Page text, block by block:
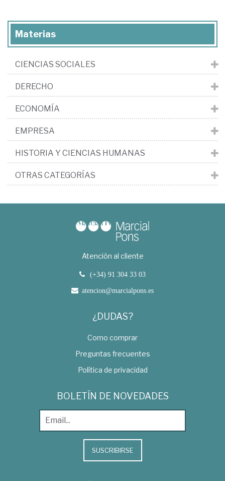
Materias
CIENCIAS SOCIALES
DERECHO
ECONOMÍA
EMPRESA
HISTORIA Y CIENCIAS HUMANAS
OTRAS CATEGORÍAS
Atención al cliente
(+34) 91 304 33 03
atencion@marcialpons.es
¿DUDAS?
Como comprar
Preguntas frecuentes
Política de privacidad
BOLETÍN DE NOVEDADES
SUSCRIBIRSE